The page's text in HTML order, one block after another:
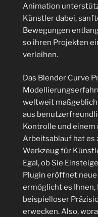
Animation
Künstler dabei,
Bewegungen
so ihren Projekten
verleihen.
Das Blender Curve
weltweit
aus
Kontrolle und
Arbeitsablauf hat es
Werkzeug für
Egal, ob Sie
Plugin eröffnet
ermöglicht es
beispielloser
erwecken. Also,